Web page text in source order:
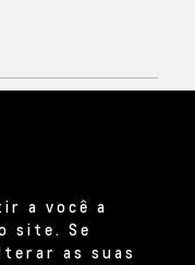
a você a
site. Se
as suas